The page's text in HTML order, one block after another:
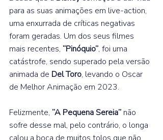
para as suas animações em live-action,
uma enxurrada de críticas negativas
foram geradas. Um dos seus filmes
mais recentes, “Pinóquio”, foi uma
catástrofe, sendo superado pela versão
animada de Del Toro, levando o Oscar
de Melhor Animação em 2023.
Felizmente, “A Pequena Sereia” não
sofre desse mal, pelo contrário, o longa